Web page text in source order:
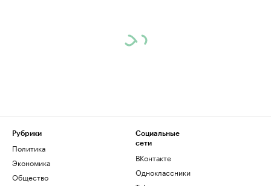
Рубрики
Политика
Экономика
Общество
Социальные
сети
ВКонтакте
Одноклассники